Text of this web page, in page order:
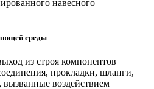
навесного
среды
из строя компонентов
прокладки, шланги,
вызванные воздействием